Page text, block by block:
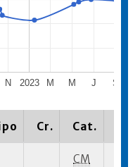
2023
N M M J S
Cr. Cat.
CM